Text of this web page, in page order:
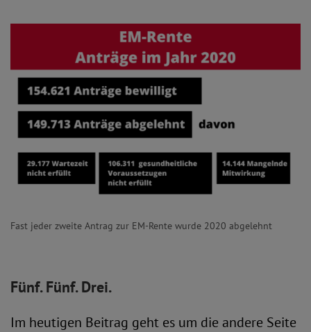
Fast jeder zweite Antrag zur EM-Rente wurde 2020 abgelehnt
Fünf. Fünf. Drei.
Im heutigen Beitrag geht es um die andere Seite